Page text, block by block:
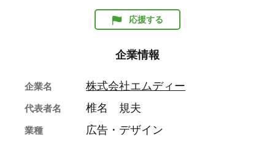
応援する
企業情報
企業名 株式会社エムディー
代表者名 椎名 規夫
業種 広告・デザイン